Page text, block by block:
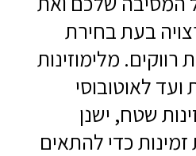
בעת בחירת
רווקים. מלימוזינות
לאוטובוסי
שטח, ישנן
זמינות כדי להתאים